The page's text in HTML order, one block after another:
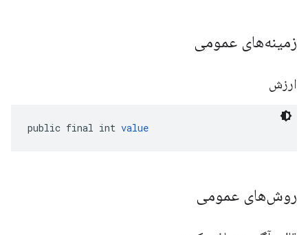
زمینه‌های عمومی
ارزش
public final int value
روش‌های عمومی